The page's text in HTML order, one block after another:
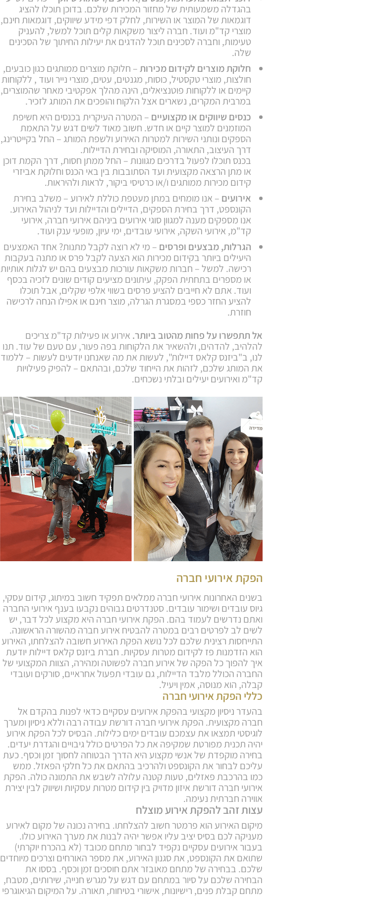
בהגדלה משמעותית של מחזור המכירות שלכם. בדוכן תוכלו להציג
דוגמאות של המוצר או השירות, לחלק דפי מידע שיווקים, דוגמאות חינם,
מוצרי קד"מ ועוד. חברה ליצור משקאות קלים תוכל למשל, להעניק
טעימות, וחברה לסכינים תוכל להדגים את יעילות החיתוך של הסכינים
שלה.
חלוקת מוצרים לקידום מכירות– חלוקת מוצרים ממותגים כגון כובעים,
חולצות, מוצרי טקסטיל, כוסות, מגנטים, עטים, מוצרי נייר ועוד , ללקוחות
קיימים או ללקוחות פוטנציאלים, הינה מהלך אפקטיבי מאחר שהמוצרים,
במרבית המקרים, נשארים אצל הלקוח והופכים את המותג לזכיר.
כנסים שיווקים או מקצועיים – המטרה העיקרית בכנסים היא חשיפת
המוזמנים למוצר קיים או חדש. חשוב מאוד לשים דגש על התאמת
הספקים ונותני השירות למטרות האירוע ולשפת המותג – החל בקייטרינג,
דרך העיצוב, התאורה, המוסיקה ובחירת הדיילות.
בכנס תוכלו לפעול בדרכים מגוונות – החל ממתן חסות, דרך הקמת דוכן
או מתן הרצאה מקצועית ועד הסתובבות בין באי הכנס וחלוקת אביזרי
קידום מכירות ממותגים ו/או כרטיסי ביקור, לראות ולהיראות.
אירועים – אנו מומחים במתן מעטפת כוללת לאירוע – משלב בחירת
הקונספט, דרך בחירת הספקים, הדיילים והדיילות ועד לניהול האירוע.
אנו מספקים מענה למגוון סוגי אירועים ביניהם אירועי חברה, אירועי
קד"מ, אירועי השקה, אירועי עובדים, ימי עיון, מופעי ענק ועוד.
הגרלות, מבצעים ופרסים – מי לא רוצה לקבל מתנות? אחד האמצעים
היעילים ביותר בקידום מכירות הוא הצעה לקבל פרס או מתנה בעקבות
רכישה. למשל – חברות משקאות עורכות מבצעים בהם יש לגלות אותיות
או מספרים בתחתית הפקק, עיתונים מציעים קודים שונים לזכיה בכסף
ועוד. אתם לא חייבים להציע פרסים בשווי אלפי שקלים, אבל תוכלו
להציע החזר כספי במסגרת הגרלה, מוצר חינם או אפילו הנחה לרכישה
חוזרת.
אל תתפשרו על פחות מהטוב ביותר. אירוע או פעילות קד"מ צריכים
להלהיב, להדהים, ולהשאיר את הלקוחות בפה פעור, עם טעם של עוד. תנו
לנו, ב"ביזנס קלאס דיילות", לעשות את מה שאנחנו יודעים לעשות – ללמוד
את המותג שלכם, לזהות את הייחוד שלכם, ובהתאם – להפיק פעילויות
קד"מ ואירועים יעילים ובלתי נשכחים.
הפקת אירועי חברה
בשנים האחרונות אירועי חברה ממלאים תפקיד חשוב במיתוג, קידום עסקי,
גיוס עובדים ושימור עובדים. סטנדרטים גבוהים נקבעו בענף אירועי החברה
ואתם נדרשים לעמוד בהם. הפקת אירועי חברה היא מקצוע לכל דבר, יש
לשים לב לפרטים רבים במטרה להבטיח אירוע חברה מהשורה הראשונה.
התייחסות רצינית שלכם לכל נושא הפקת האירוע חשובה להצלחתו, האירוע
הוא הזדמנות פז לקידום מטרות עסקיות. חברת ביזנס קלאס דיילות יודעת
איך להפוך כל הפקה של אירוע חברה לפשוטה ומהירה, הצוות המקצועי של
החברה הכולל מלבד הדיילות, גם עובדי תפעול אחראיים, סורקים ועובדי
קבלה, הוא מנוסה, אמין ויעיל.
כללי הפקת אירועי חברה
בהעדר ניסיון מקצועי בהפקת אירועים עסקיים כדאי לפנות בהקדם אל
חברה מקצועית. הפקת אירועי חברה דורשת עבודה רבה וללא ניסיון ומערך
לוגיסטי תמצאו את עצמכם עובדים ימים כלילות. הבסיס לכל הפקת אירוע
יהיה תכנית מפורטת שמקיפה את כל הפרטים כולל גיבויים והגדרת יעדים.
בחירה מוקפדת של אנשי מקצוע היא הדרך הבטוחה לחסוך זמן וכסף. כעת
עליכם לבחור את הקונספט ולהרכיב בהתאם את כל חלקי הפאזל. ממש
כמו בהרכבת פאזלים, טעות קטנה עלולה לשבש את התמונה כולה. הפקת
אירועי חברה דורשת איזון מדויק בין קידום מטרות עסקיות ושיווק לבין יצירת
אווירה חברתית נעימה.
עצות זהב להפקת אירוע מוצלח
מיקום האירוע הוא פרמטר חשוב להצלחתו. בחירה נכונה של מקום לאירוע
מעניקה לכם בסיס יציב עליו אפשר יהיה לבנות את מערך האירוע כולו.
בעבור אירועים עסקיים נקפיד לבחור מתחם מכובד (לא בהכרח יוקרתי)
שתואם את הקונספט, את סגנון האירוע, את מספר האורחים וצרכים מיוחדים
שלכם. בבחירה של מתחם מאובזר אתם חוסכים זמן וכסף. בססו את
הבחירה שלכם על סיור במתחם עם דגש על מגרש חנייה, שירותים, מטבח,
מתחם קבלת פנים, רישיונות, אישורי בטיחות, תאורה. על המיקום הגיאוגרפי